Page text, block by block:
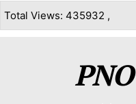
Total Views: 435932 ,